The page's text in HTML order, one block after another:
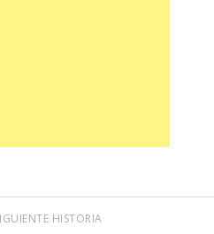
HISTORIA